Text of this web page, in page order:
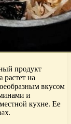
продукт
растет на
вкусом
и
кухне. Ее